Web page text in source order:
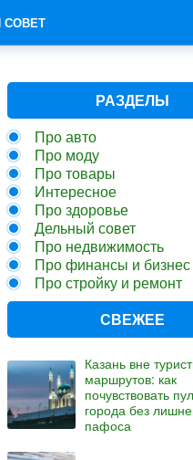
РАЗДЕЛЫ
Про авто
Про моду
Про товары
Интересное
Про здоровье
Дельный совет
Про недвижимость
Про финансы и бизнес
Про стройку и ремонт
СВЕЖЕЕ
Казань вне
маршрутов: как
почувствовать
города без
пафоса